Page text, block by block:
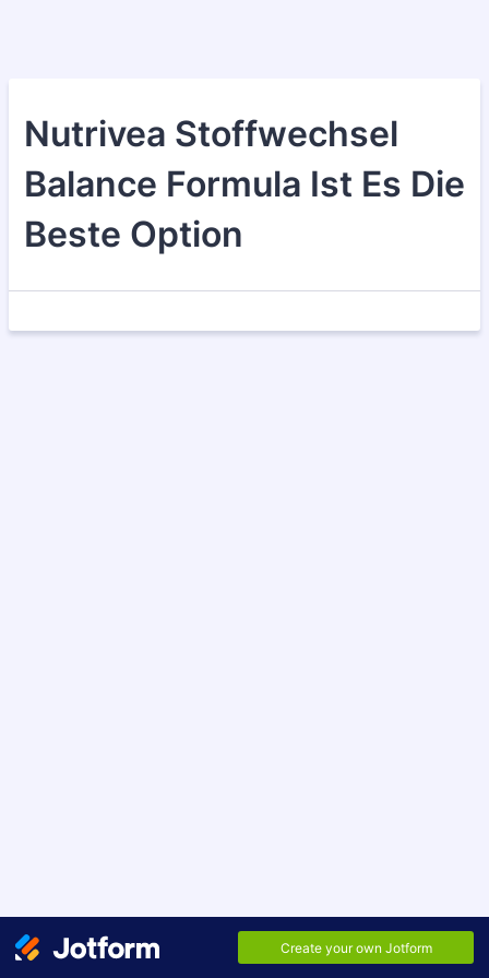
Nutrivea Stoffwechsel
Balance Formula Ist Es Die
Beste Option